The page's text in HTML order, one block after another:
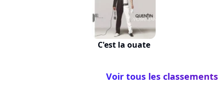
C'est la ouate
Voir tous les